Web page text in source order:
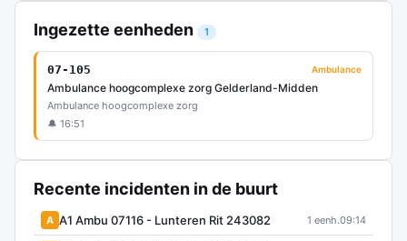
Ingezette eenheden 1
07-105 Ambulance
Ambulance hoogcomplexe zorg Gelderland-Midden
Ambulance hoogcomplexe zorg
🔔 16:51
Recente incidenten in de buurt
A A1 Ambu 07116 - Lunteren Rit 243082 1 eenh.09:14